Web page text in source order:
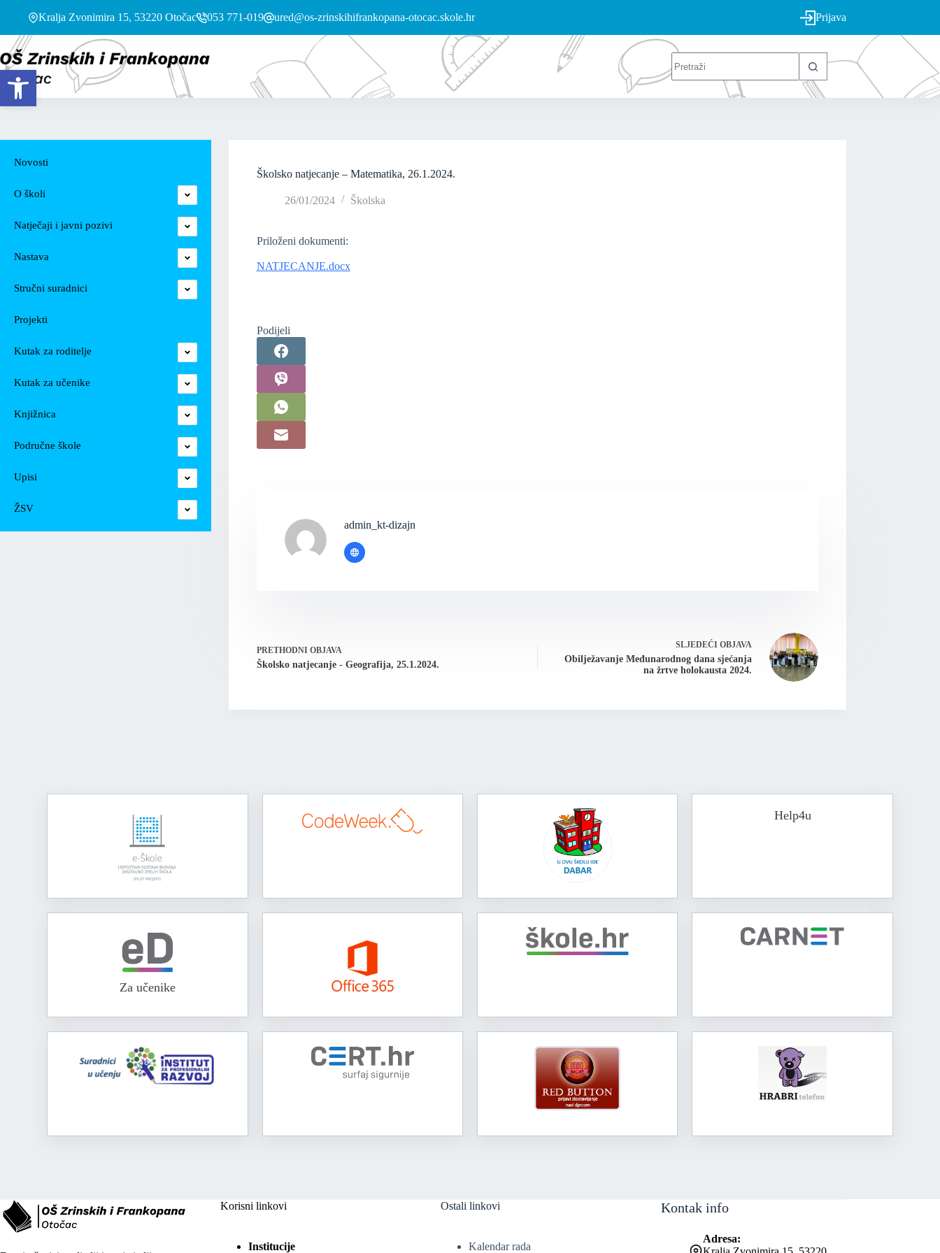
Open toolbar
Kralja Zvonimira 15, 53220 Otočac 053 771-019 ured@os-zrinskihifrankopana-otocac.skole.hr Prijava
Školsko natjecanje – Matematika, 26.1.2024.
26/01/2024 Školska
Priloženi dokumenti:
NATJECANJE.docx
Podijeli
admin_kt-dizajn
PRETHODNI OBJAVA
Školsko natjecanje - Geografija, 25.1.2024.
SLJEDEĆI OBJAVA
Obilježavanje Međunarodnog dana sjećanja
na žrtve holokausta 2024.
Novosti
O školi
Natječaji i javni pozivi
Nastava
Stručni suradnici
Projekti
Kutak za roditelje
Kutak za učenike
Knjižnica
Područne škole
Upisi
ŽSV
Help4u
Za učenike
Korisni linkovi
Institucije
Ostali linkovi
Kalendar rada
Kontak info
Adresa: